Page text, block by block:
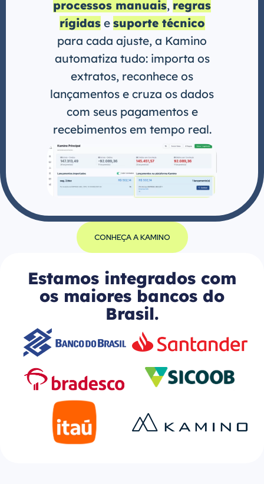
processos manuais, regras
rígidase suporte técnico
para cada ajuste, a Kamino
automatiza tudo: importa os
extratos, reconhece os
lançamentos e cruza os dados
com seus pagamentos e
recebimentos em tempo real.
CONHEÇA A KAMINO
Estamos integrados com
os maiores bancos do
Brasil.